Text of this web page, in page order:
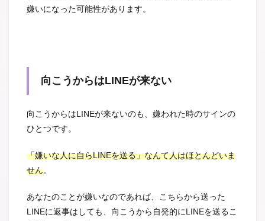
嫌いになった可能性があります。
向こうからはLINEが来ない
向こうからはLINEが来ないのも、嫌われた時のサインの
ひとつです。
「嫌いな人に自らLINEを送る」なんて人はほとんどいま
せん。
あなたのことが嫌いなのであれば、こちらから送った
LINEに返事はしても、向こうから自発的にLINEを送るこ